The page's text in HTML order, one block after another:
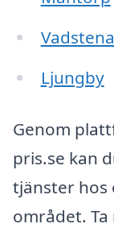
Vadstena
Ljungby
Genom
pris.se kan
tjänster hos
området.